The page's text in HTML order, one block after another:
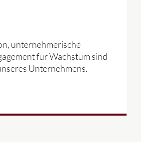
unternehmerische
für Wachstum sind
Unternehmens.